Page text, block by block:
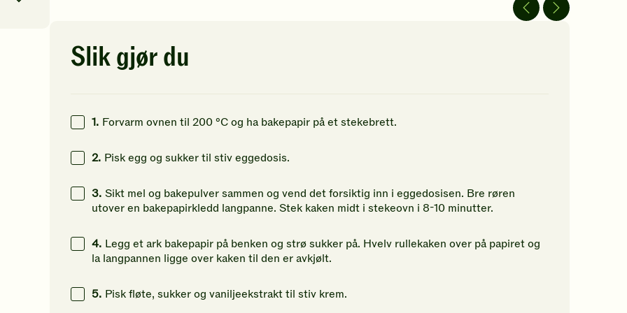
Klikk
vurdering.
for
vurdering.
vurdering.
Slik gjør du
1. Forvarm ovnen til 200 °C og ha bakepapir på et stekebrett.
2. Pisk egg og sukker til stiv eggedosis.
3. Sikt mel og bakepulver sammen og vend det forsiktig inn i eggedosisen. Bre røren
utover en bakepapirkledd langpanne. Stek kaken midt i stekeovn i 8-10 minutter.
4. Legg et ark bakepapir på benken og strø sukker på. Hvelv rullekaken over på papiret og
la langpannen ligge over kaken til den er avkjølt.
5. Pisk fløte, sukker og vaniljeekstrakt til stiv krem.